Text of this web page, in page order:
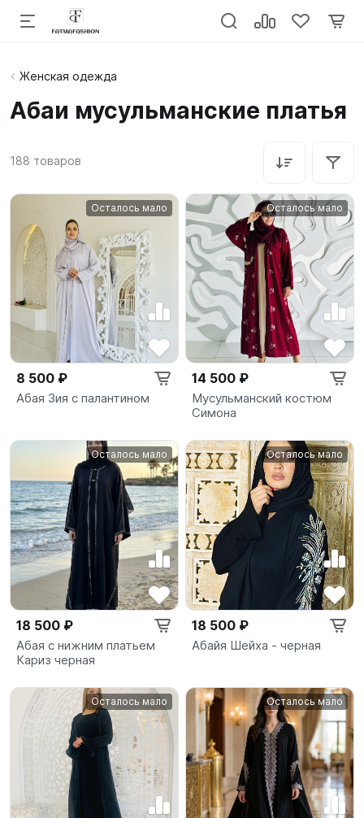
Женская одежда
Абаи мусульманские платья
188 товаров
Осталось мало
8 500 ₽
Абая Зия с палантином
Осталось мало
14 500 ₽
Мусульманский костюм
Симона
Осталось мало
18 500 ₽
Абая с нижним платьем
Кариз черная
Осталось мало
18 500 ₽
Абайя Шейха - черная
Осталось мало Осталось мало